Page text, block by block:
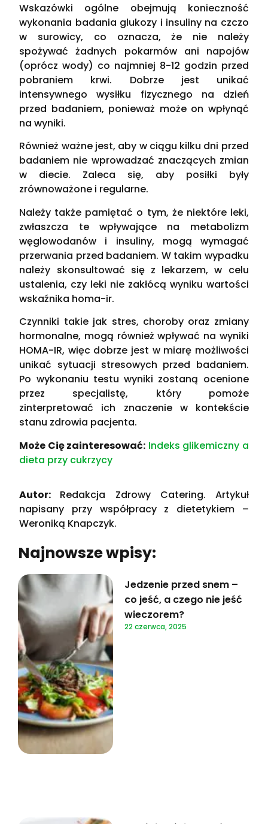
Wskazówki ogólne obejmują konieczność
wykonania badania glukozy i insuliny na czczo
w surowicy, co oznacza, że nie należy
spożywać żadnych pokarmów ani napojów
(oprócz wody) co najmniej 8-12 godzin przed
pobraniem krwi. Dobrze jest unikać
intensywnego wysiłku fizycznego na dzień
przed badaniem, ponieważ może on wpłynąć
na wyniki.
Również ważne jest, aby w ciągu kilku dni przed
badaniem nie wprowadzać znaczących zmian
w diecie. Zaleca się, aby posiłki były
zrównoważone i regularne.
Należy także pamiętać o tym, że niektóre leki,
zwłaszcza te wpływające na metabolizm
węglowodanów i insuliny, mogą wymagać
przerwania przed badaniem. W takim wypadku
należy skonsultować się z lekarzem, w celu
ustalenia, czy leki nie zakłócą wyniku wartości
wskaźnika homa-ir.
Czynniki takie jak stres, choroby oraz zmiany
hormonalne, mogą również wpływać na wyniki
HOMA-IR, więc dobrze jest w miarę możliwości
unikać sytuacji stresowych przed badaniem.
Po wykonaniu testu wyniki zostaną ocenione
przez specjalistę, który pomoże
zinterpretować ich znaczenie w kontekście
stanu zdrowia pacjenta.
Może Cię zainteresować: Indeks glikemiczny a
dieta przy cukrzycy
Autor: Redakcja Zdrowy Catering. Artykuł
napisany przy współpracy z dietetykiem –
Weroniką Knapczyk.
Najnowsze wpisy:
Jedzenie przed snem –
co jeść, a czego nie jeść
wieczorem?
22 czerwca, 2025